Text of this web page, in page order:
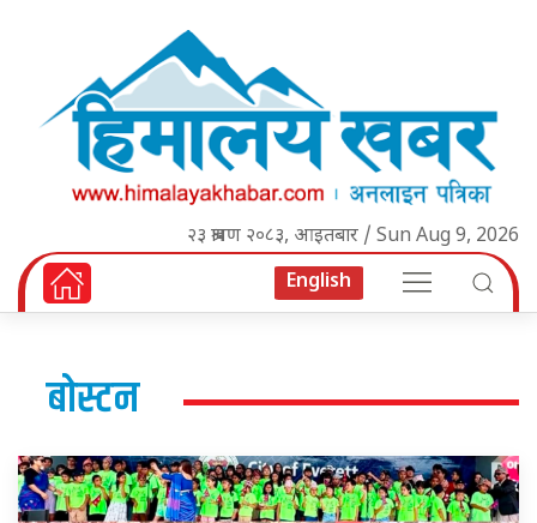
२३ श्रावण २०८३, आइतबार / Sun Aug 9, 2026
English
बोस्टन